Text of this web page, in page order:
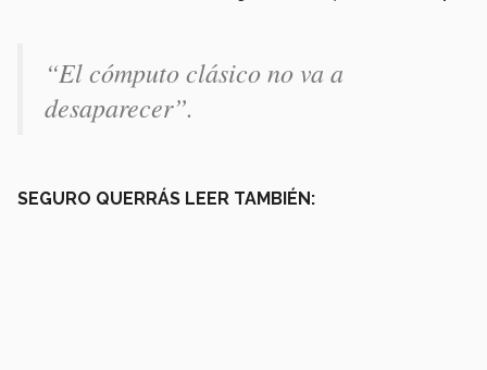
“El cómputo clásico no va a
desaparecer”.
SEGURO QUERRÁS LEER TAMBIÉN: